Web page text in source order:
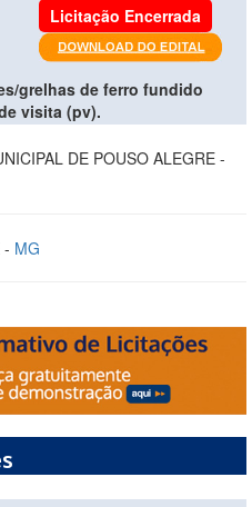
Licitação Encerrada
grelhas de ferro fundido
visita (pv).
DE POUSO ALEGRE -
- MG